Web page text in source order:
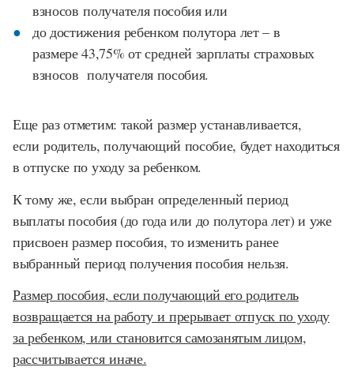
взносов получателя пособия или
до достижения ребенком полутора лет – в
размере 43,75% от средней зарплаты страховых
взносов получателя пособия.
Еще раз отметим: такой размер устанавливается,
если родитель, получающий пособие, будет находиться
в отпуске по уходу за ребенком.
К тому же, если выбран определенный период
выплаты пособия (до года или до полутора лет) и уже
присвоен размер пособия, то изменить ранее
выбранный период получения пособия нельзя.
Размер пособия, если получающий его родитель
возвращается на работу и прерывает отпуск по уходу
за ребенком, или становится самозанятым лицом,
рассчитывается иначе.